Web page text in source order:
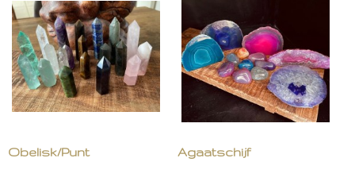
Obelisk/Punt Agaatschijf